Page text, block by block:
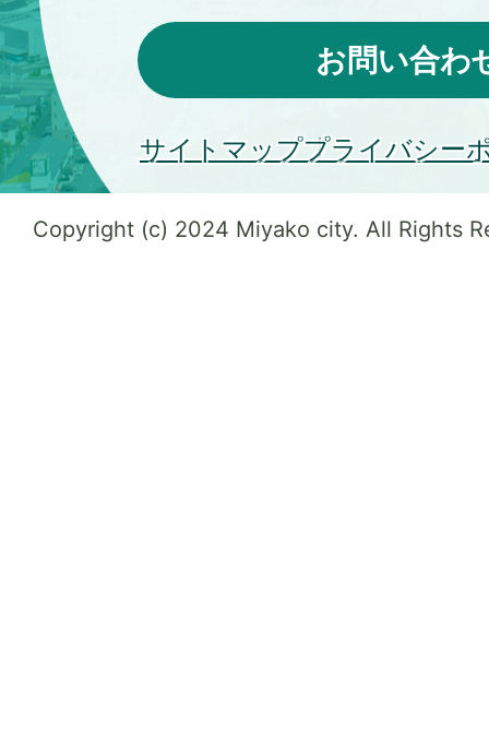
お問い合わ
サイトマッププライバシー
Copyright (c) 2024 Miyako city. All Rights